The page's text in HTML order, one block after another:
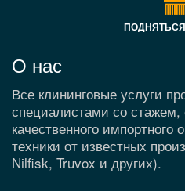
О нас
Все клининговые услуги
специалистами со
качественного импортного
техники от известных
Nilfisk, Truvox и других).